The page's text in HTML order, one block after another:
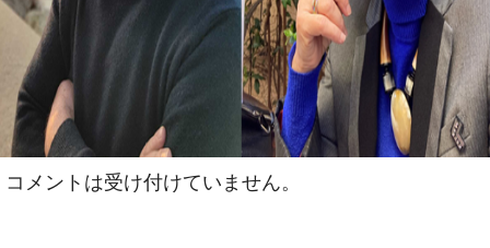
コメントは受け付けていません。